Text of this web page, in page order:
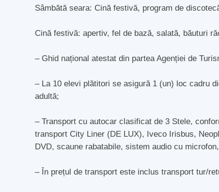
Sâmbătă seara: Cină festivă, program de
Cină festivă: apertiv, fel de bază, salată, băuturi
– Ghid național atestat din partea Agenției de
– La 10 elevi plătitori se asigură 1 (un) loc cadru
adultă;
– Transport cu autocar clasificat de 3 Stele,
transport City Liner (DE LUX), Iveco Irisbus,
DVD, scaune rabatabile, sistem audio cu
– În prețul de transport este inclus transport tur/